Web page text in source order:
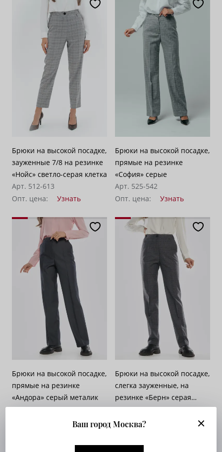
Брюки на высокой посадке,
зауженные 7/8 на резинке
«Нойс» светло-серая клетка
Арт. 512-613
Опт. цена:
Узнать
Брюки на высокой посадке,
прямые на резинке
«София» серые
Арт. 525-542
Опт. цена:
Узнать
Брюки на высокой посадке,
прямые на резинке
«Андора» серый металик
Арт. 525-545
Узнать
Брюки на высокой посадке,
слегка зауженные, на
резинке «Берн» серая
клетка
Арт. 512-541
Опт. цена:
Ваш город Москва?